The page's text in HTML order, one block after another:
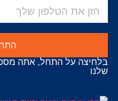
בלחיצה על התחל, אתה
שלנו